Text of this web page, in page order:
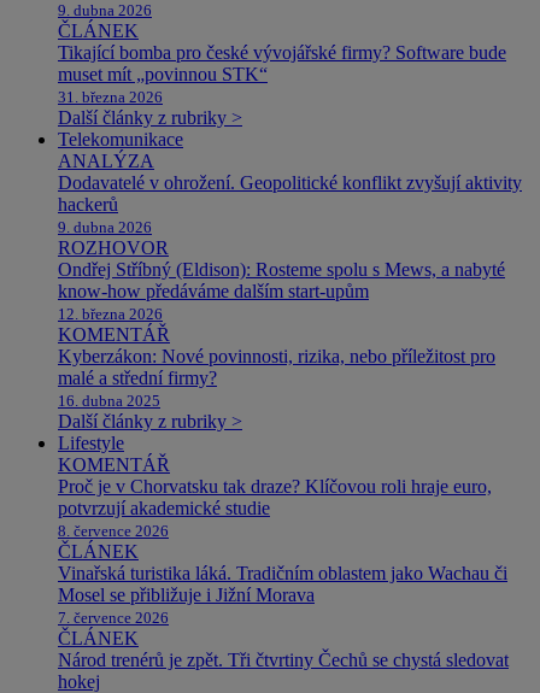
9. dubna 2026
ČLÁNEK
Tikající bomba pro české vývojářské firmy? Software bude
muset mít „povinnou STK“
31. března 2026
Další články z rubriky >
Telekomunikace
ANALÝZA
Dodavatelé v ohrožení. Geopolitické konflikt zvyšují aktivity
hackerů
9. dubna 2026
ROZHOVOR
Ondřej Stříbný (Eldison): Rosteme spolu s Mews, a nabyté
know-how předáváme dalším start-upům
12. března 2026
KOMENTÁŘ
Kyberzákon: Nové povinnosti, rizika, nebo příležitost pro
malé a střední firmy?
16. dubna 2025
Další články z rubriky >
Lifestyle
KOMENTÁŘ
Proč je v Chorvatsku tak draze? Klíčovou roli hraje euro,
potvrzují akademické studie
8. července 2026
ČLÁNEK
Vinařská turistika láká. Tradičním oblastem jako Wachau či
Mosel se přibližuje i Jižní Morava
7. července 2026
ČLÁNEK
Národ trenérů je zpět. Tři čtvrtiny Čechů se chystá sledovat
hokej